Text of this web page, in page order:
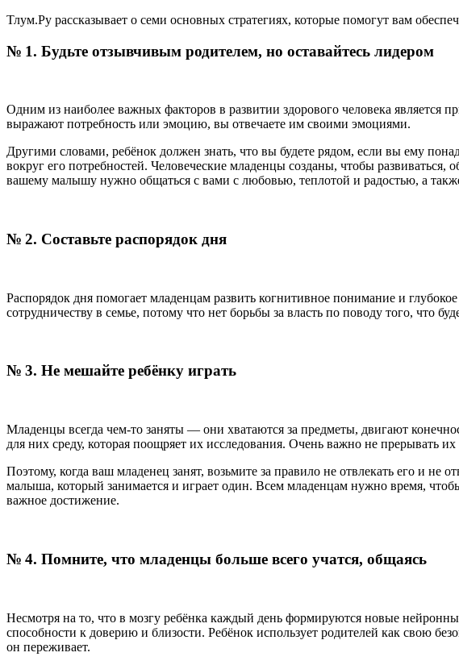
Тлум.Ру рассказывает о семи основных стратегиях, которые помогут вам
№ 1. Будьте отзывчивым родителем, но оставайтесь лидером
Одним из наиболее важных факторов в развитии здорового человека является
выражают потребность или эмоцию, вы отвечаете им своими эмоциями.
Другими словами, ребёнок должен знать, что вы будете рядом, если вы ему
вокруг его потребностей. Человеческие младенцы созданы, чтобы
вашему малышу нужно общаться с вами с любовью, теплотой и радостью, а
№ 2. Составьте распорядок дня
Распорядок дня помогает младенцам развить когнитивное понимание и
сотрудничеству в семье, потому что нет борьбы за власть по поводу того, что
№ 3. Не мешайте ребёнку играть
Младенцы всегда чем-то заняты — они хватаются за предметы, двигают
для них среду, которая поощряет их исследования. Очень важно не прерывать
Поэтому, когда ваш младенец занят, возьмите за правило не отвлекать его и не
малыша, который занимается и играет один. Всем младенцам нужно время,
важное достижение.
№ 4. Помните, что младенцы больше всего учатся, общаясь
Несмотря на то, что в мозгу ребёнка каждый день формируются новые
способности к доверию и близости. Ребёнок использует родителей как свою
он переживает.